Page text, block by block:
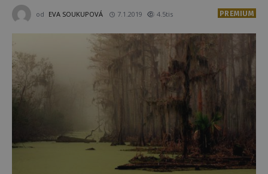
od EVA SOUKUPOVÁ 7.1.2019 4.5tis PREMIUM